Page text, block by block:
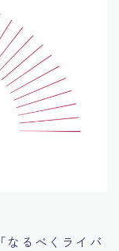
「なるべくライバ